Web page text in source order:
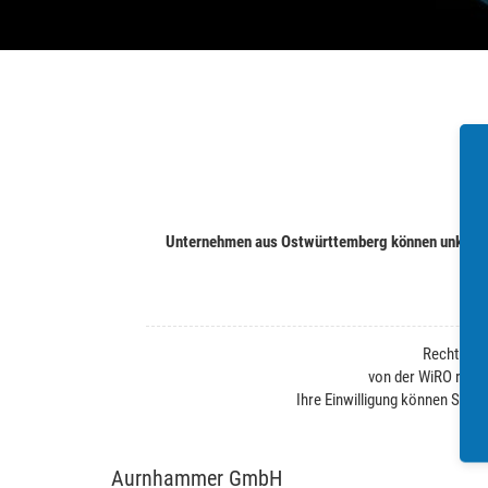
Unternehmen aus Ostwürttemberg können
von der WiRO
Ihre Einwilligung können Sie
Aurnhammer GmbH